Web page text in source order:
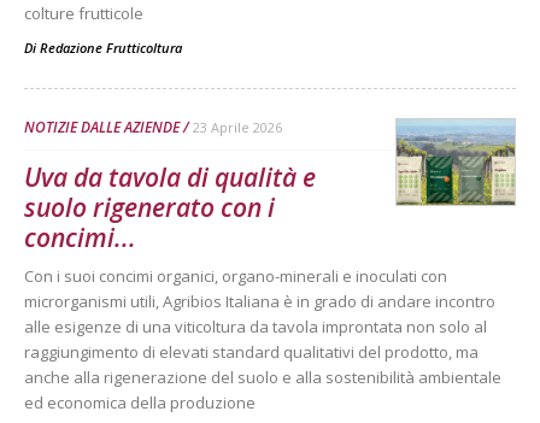
colture frutticole
Di Redazione Frutticoltura
NOTIZIE DALLE AZIENDE 23 Aprile 2026
Uva da tavola di qualità e
suolo rigenerato con i
concimi...
Con i suoi concimi organici, organo-minerali e inoculati con
microrganismi utili, Agribios Italiana è in grado di andare incontro
alle esigenze di una viticoltura da tavola improntata non solo al
raggiungimento di elevati standard qualitativi del prodotto, ma
anche alla rigenerazione del suolo e alla sostenibilità ambientale
ed economica della produzione